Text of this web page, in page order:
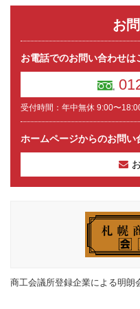
お
お電話でのお問い合わせは
受付時間：年中無休 9:00〜
ホームページからのお問い
商工会議所登録企業による明朗